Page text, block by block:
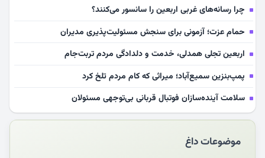
چرا رسانه‌های غربی اربعین را سانسور می‌کنند؟
حمام عزت؛ آزمونی برای سنجش مسئولیت‌پذیری مدیران
اربعین تجلی همدلی، خدمت و دلدادگی مردم تربت‌جام
پمپ‌بنزین سمیع‌آباد؛ میراثی که کام مردم تلخ کرد
سلامت آینده‌سازان فوتبال قربانی بی‌توجهی مسئولان
بازخوانی رسانه‌ای اندیشه رهبر شهید
مشهدالرضا آقای شهید ایران را در آغوش کشید
موضوعات داغ